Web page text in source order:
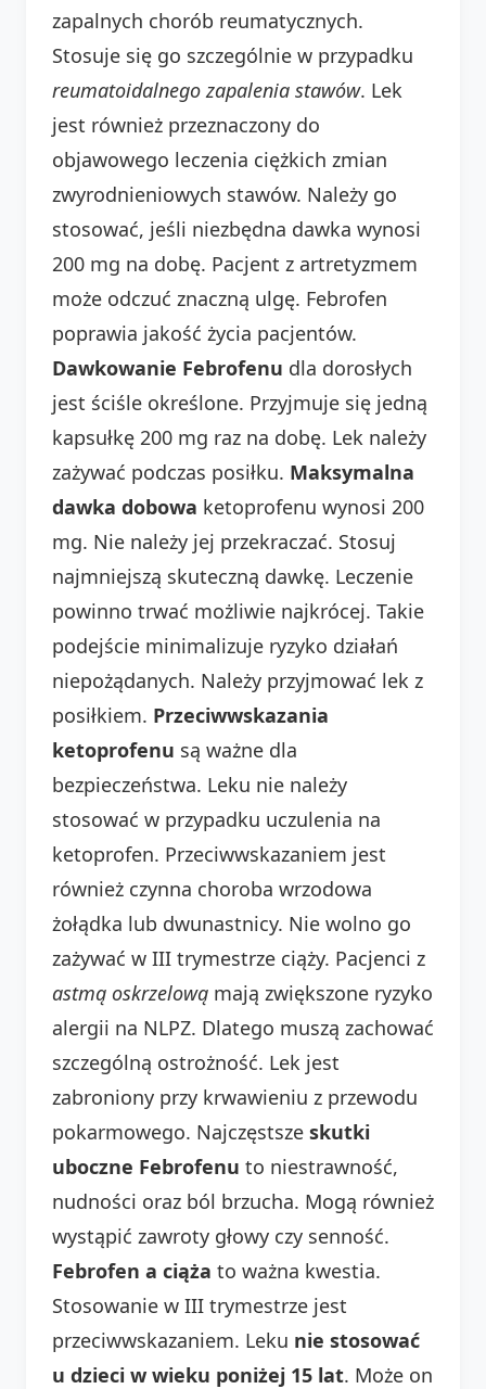
zapalnych chorób reumatycznych.
Stosuje się go szczególnie w przypadku
reumatoidalnego zapalenia stawów. Lek
jest również przeznaczony do
objawowego leczenia ciężkich zmian
zwyrodnieniowych stawów. Należy go
stosować, jeśli niezbędna dawka wynosi
200 mg na dobę. Pacjent z artretyzmem
może odczuć znaczną ulgę. Febrofen
poprawia jakość życia pacjentów.
Dawkowanie Febrofenu dla dorosłych
jest ściśle określone. Przyjmuje się jedną
kapsułkę 200 mg raz na dobę. Lek należy
zażywać podczas posiłku. Maksymalna
dawka dobowa ketoprofenu wynosi 200
mg. Nie należy jej przekraczać. Stosuj
najmniejszą skuteczną dawkę. Leczenie
powinno trwać możliwie najkrócej. Takie
podejście minimalizuje ryzyko działań
niepożądanych. Należy przyjmować lek z
posiłkiem. Przeciwwskazania
ketoprofenu są ważne dla
bezpieczeństwa. Leku nie należy
stosować w przypadku uczulenia na
ketoprofen. Przeciwwskazaniem jest
również czynna choroba wrzodowa
żołądka lub dwunastnicy. Nie wolno go
zażywać w III trymestrze ciąży. Pacjenci z
astmą oskrzelową mają zwiększone ryzyko
alergii na NLPZ. Dlatego muszą zachować
szczególną ostrożność. Lek jest
zabroniony przy krwawieniu z przewodu
pokarmowego. Najczęstsze skutki
uboczne Febrofenu to niestrawność,
nudności oraz ból brzucha. Mogą również
wystąpić zawroty głowy czy senność.
Febrofen a ciąża to ważna kwestia.
Stosowanie w III trymestrze jest
przeciwwskazaniem. Leku nie stosować
u dzieci w wieku poniżej 15 lat. Może on